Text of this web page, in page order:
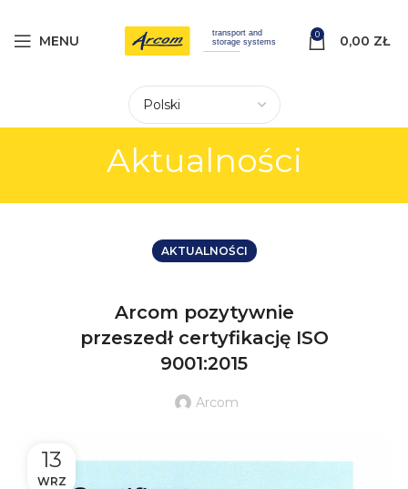
MENU 0 0,00 ZŁ
Aktualności
AKTUALNOŚCI
Arcom pozytywnie
przeszedł certyfikację ISO
9001:2015
Arcom
13
WRZ